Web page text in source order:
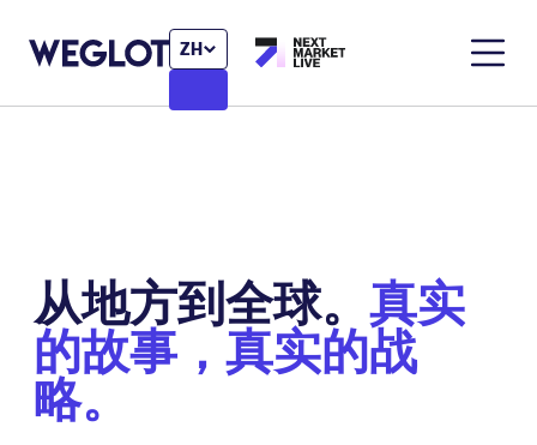
ZH
从地方到全球。 真实
的故事，真实的战
略。